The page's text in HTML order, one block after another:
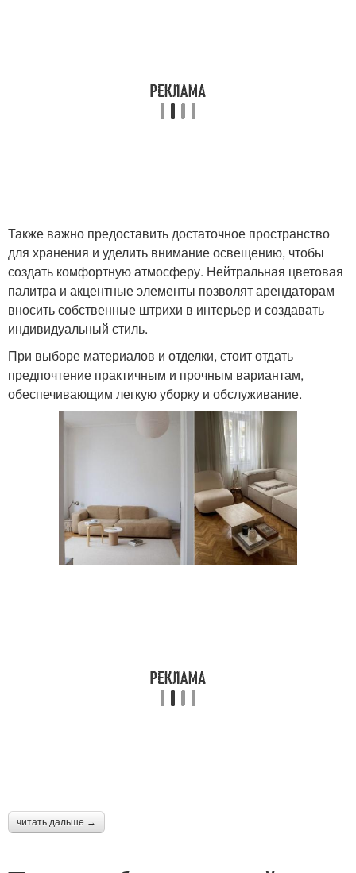
Также важно предоставить достаточное пространство
для хранения и уделить внимание освещению, чтобы
создать комфортную атмосферу. Нейтральная цветовая
палитра и акцентные элементы позволят арендаторам
вносить собственные штрихи в интерьер и создавать
индивидуальный стиль.
При выборе материалов и отделки, стоит отдать
предпочтение практичным и прочным вариантам,
обеспечивающим легкую уборку и обслуживание.
читать дальше →